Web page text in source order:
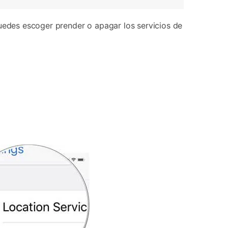
escoger prender o apagar los servicios de